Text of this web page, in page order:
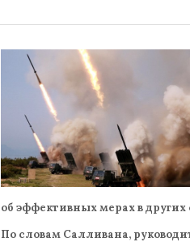
об эффективных мерах в
По словам Салливана,